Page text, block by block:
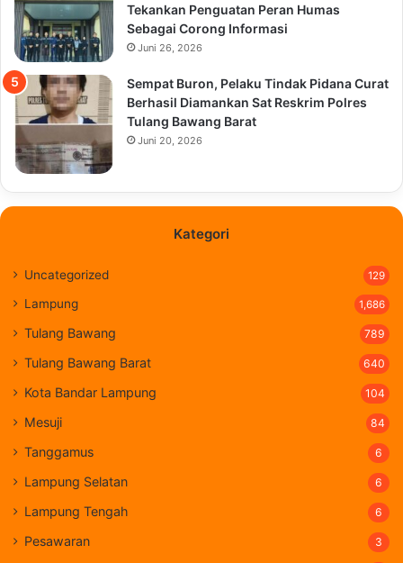
Tekankan Penguatan Peran Humas
Sebagai Corong Informasi
Juni 26, 2026
Sempat Buron, Pelaku Tindak Pidana Curat
Berhasil Diamankan Sat Reskrim Polres
Tulang Bawang Barat
Juni 20, 2026
Kategori
Uncategorized 129
Lampung 1,686
Tulang Bawang 789
Tulang Bawang Barat 640
Kota Bandar Lampung 104
Mesuji 84
Tanggamus 6
Lampung Selatan 6
Lampung Tengah 6
Pesawaran 3